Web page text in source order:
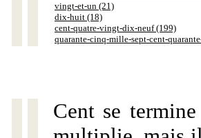
vingt-et-un (21)
dix-huit (18)
cent-quatre-vingt-dix-neuf (199)
quarante-cinq-mille-sept-cent-
Cent se